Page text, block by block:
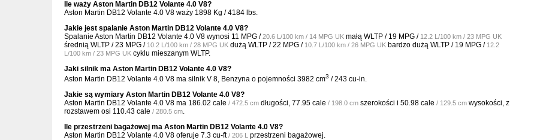
Ile waży Aston Martin DB12 Volante 4.0 V8?
Aston Martin DB12 Volante 4.0 V8 waży 1898 Kg / 4184 lbs.
Jakie jest spalanie Aston Martin DB12 Volante 4.0 V8?
Spalanie Aston Martin DB12 Volante 4.0 V8 wynosi 11 MPG /20.6 L/100 km / 14 MPG UK małą WLTP / 19 MPG / 12.2 L/100 km / 23 MPG UK
średnią WLTP /23 MPG / 10.2 L/100 km / 28 MPG UK dużą WLTP /22 MPG / 10.7 L/100 km / 26 MPG UK bardzo dużą WLTP / 19 MPG / 12.2
L/100 km / 23 MPG UK cyklu mieszanym WLTP.
Jaki silnik ma Aston Martin DB12 Volante 4.0 V8?
Aston Martin DB12 Volante 4.0 V8 ma silnik V 8, Benzyna o pojemności 3982 cm3 / 243 cu-in.
Jakie są wymiary Aston Martin DB12 Volante 4.0 V8?
Aston Martin DB12 Volante 4.0 V8 ma 186.02 cale / 472.5 cm długości, 77.95 cale / 198.0 cm szerokości i 50.98 cale / 129.5 cm wysokości, z
rozstawem osi 110.43 cale / 280.5 cm.
Ile przestrzeni bagażowej ma Aston Martin DB12 Volante 4.0 V8?
Aston Martin DB12 Volante 4.0 V8 oferuje 7.3 cu-ft / 206 L przestrzeni bagażowej.